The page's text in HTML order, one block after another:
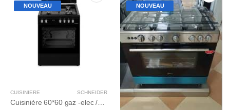
NOUVEAU
CUISINIERE SCHNEIDER
NOUVEAU